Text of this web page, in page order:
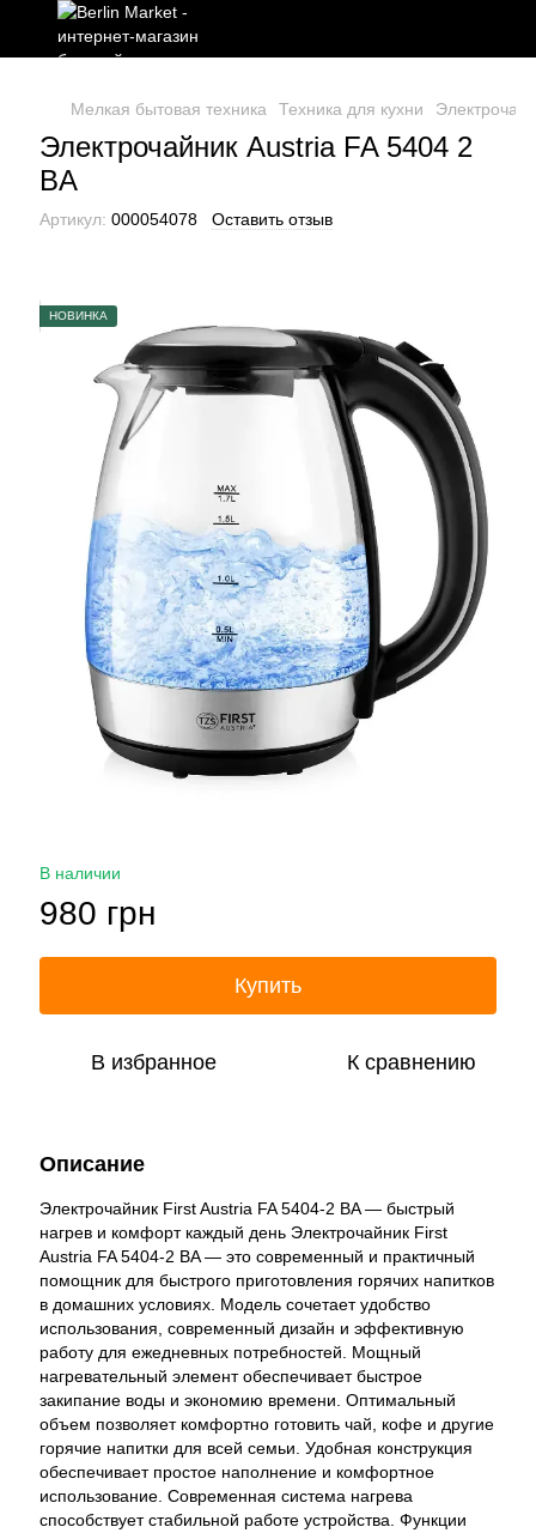
Мелкая бытовая техника Техника для кухни
Электрочайник Austria FA 5404 2
BA
Артикул: 000054078 Оставить отзыв
НОВИНКА
В наличии
980 грн
Купить
В избранное К сравнению
Описание
Электрочайник First Austria FA 5404-2 BA — быстрый
нагрев и комфорт каждый день Электрочайник First
Austria FA 5404-2 BA — это современный и практичный
помощник для быстрого приготовления горячих напитков
в домашних условиях. Модель сочетает удобство
использования, современный дизайн и эффективную
работу для ежедневных потребностей. Мощный
нагревательный элемент обеспечивает быстрое
закипание воды и экономию времени. Оптимальный
объем позволяет комфортно готовить чай, кофе и другие
горячие напитки для всей семьи. Удобная конструкция
обеспечивает простое наполнение и комфортное
использование. Современная система нагрева
способствует стабильной работе устройства. Функции